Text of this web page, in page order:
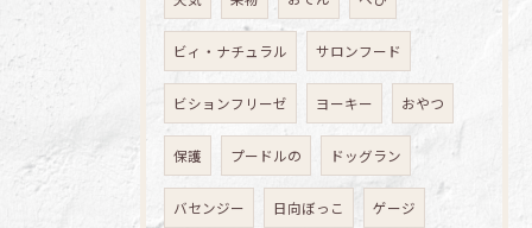
ビィ・ナチュラル サロンフード
ビションフリーゼ ヨーキー おやつ
保護 プードルの ドッグラン
バセンジー 日向ぼっこ ゲージ